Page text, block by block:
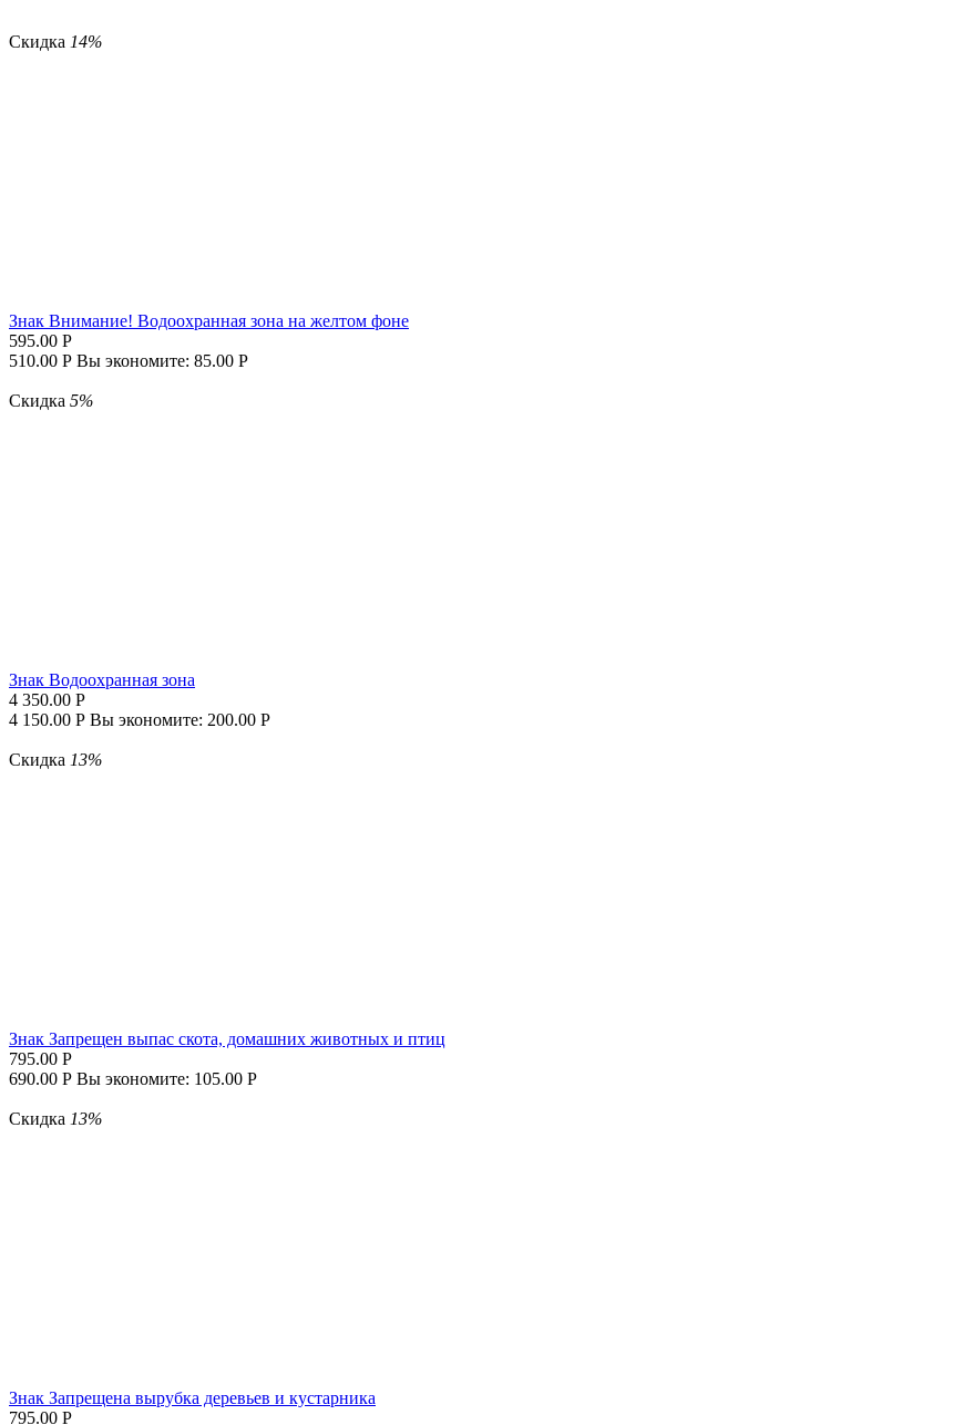
Скидка 14%
Знак Внимание! Водоохранная зона на желтом фоне
595.00 Р
510.00 Р Вы экономите: 85.00 Р
Скидка 5%
Знак Водоохранная зона
4 350.00 Р
4 150.00 Р Вы экономите: 200.00 Р
Скидка 13%
Знак Запрещен выпас скота, домашних животных и птиц
795.00 Р
690.00 Р Вы экономите: 105.00 Р
Скидка 13%
Знак Запрещена вырубка деревьев и кустарника
795.00 Р